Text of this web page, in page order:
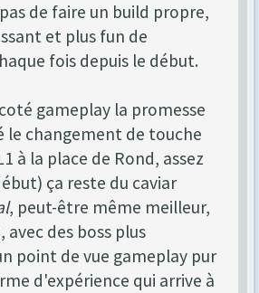
de faire un build propre,
et plus fun de
fois depuis le début.
gameplay la promesse
le changement de touche
à la place de Rond, assez
ça reste du caviar
, peut-être même meilleur,
avec des boss plus
point de vue gameplay pur
d'expérience qui arrive à